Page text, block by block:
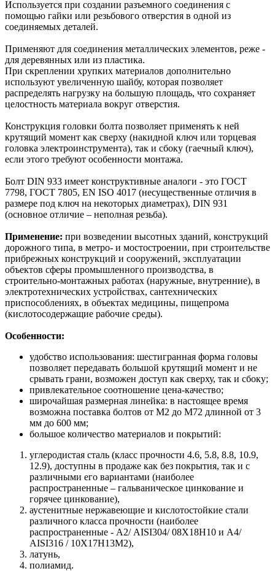
Используется при создании разъемного соединения с
помощью гайки или резьбового отверстия в одной из
соединяемых деталей.
Применяют для соединения металлических элементов, реже -
для деревянных или из пластика.
При скреплении хрупких материалов дополнительно
используют увеличенную шайбу, которая позволяет
распределять нагрузку на большую площадь, что сохраняет
целостность материала вокруг отверстия.
Конструкция головки болта позволяет применять к ней
крутящий момент как сверху (накидной ключ или торцевая
головка электроинструмента), так и сбоку (гаечный ключ),
если этого требуют особенности монтажа.
Болт DIN 933 имеет конструктивные аналоги - это ГОСТ
7798, ГОСТ 7805, EN ISO 4017 (несущественные отличия в
размере под ключ на некоторых диаметрах), DIN 931
(основное отличие – неполная резьба).
Применение: при возведении высотных зданий, конструкций
дорожного типа, в метро- и мостостроении, при строительстве
прибрежных конструкций и сооружений, эксплуатации
объектов сферы промышленного производства, в
строительно-монтажных работах (наружные, внутренние), в
электротехнических устройствах, сантехнических
приспособлениях, в объектах медицины, пищепрома
(кислотосодержащие рабочие среды).
Особенности:
удобство использования: шестигранная форма головы
позволяет передавать большой крутящий момент и не
срывать грани, возможен доступ как сверху, так и сбоку;
привлекательное соотношение цена-качество;
широчайшая размерная линейка: в настоящее время
возможна поставка болтов от М2 до М72 длинной от 3
мм до 600 мм;
большое количество материалов и покрытий:
углеродистая сталь (класс прочности 4.6, 5.8, 8.8, 10.9,
12.9), доступны в продаже как без покрытия, так и с
различными его вариантами (наиболее
распространенные – гальваническое цинкование и
горячее цинкование),
аустенитные нержавеющие и кислотостойкие стали
различного класса прочности (наиболее
распространенные - А2/ AISI304/ 08Х18Н10 и A4/
AISI316 / 10Х17H13M2),
латунь,
полиамид.